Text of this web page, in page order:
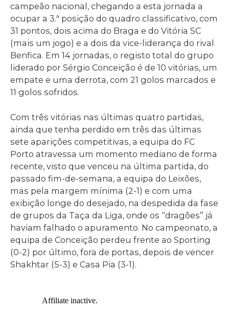
campeão nacional, chegando a esta jornada a
ocupar a 3.ª posição do quadro classificativo, com
31 pontos, dois acima do Braga e do Vitória SC
(mais um jogo) e a dois da vice-liderança do rival
Benfica. Em 14 jornadas, o registo total do grupo
liderado por Sérgio Conceição é de 10 vitórias, um
empate e uma derrota, com 21 golos marcados e
11 golos sofridos.
Com três vitórias nas últimas quatro partidas,
ainda que tenha perdido em três das últimas
sete aparições competitivas, a equipa do FC
Porto atravessa um momento mediano de forma
recente, visto que venceu na última partida, do
passado fim-de-semana, a equipa do Leixões,
mas pela margem mínima (2-1) e com uma
exibição longe do desejado, na despedida da fase
de grupos da Taça da Liga, onde os “dragões” já
haviam falhado o apuramento. No campeonato, a
equipa de Conceição perdeu frente ao Sporting
(0-2) por último, fora de portas, depois de vencer
Shakhtar (5-3) e Casa Pia (3-1).